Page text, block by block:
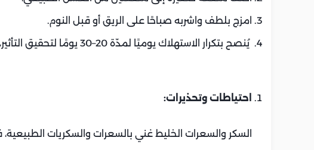
امزج بلطف واشربه صباحًا على الريق أو قبل النوم.
يُنصح بتكرار الاستهلاك يوميًا لمدّة 20–30 يومًا لتحقيق التأثير، ثمّ راقب التغيرات.
احتياطات وتحذيرات:
السكر والسعرات الخليط غني بالسعرات والسكريات